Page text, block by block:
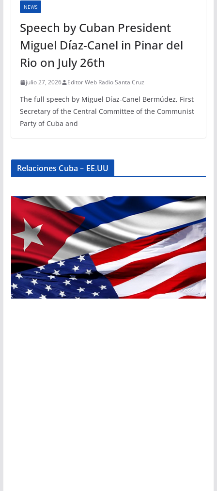
NEWS
Speech by Cuban President
Miguel Díaz-Canel in Pinar del
Rio on July 26th
julio 27, 2026 Editor Web Radio Santa Cruz
The full speech by Miguel Díaz-Canel Bermúdez, First
Secretary of the Central Committee of the Communist
Party of Cuba and
Relaciones Cuba – EE.UU